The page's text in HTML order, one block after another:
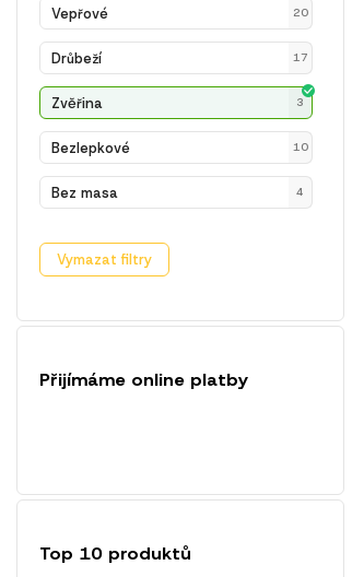
Vepřové 20
Drůbeží 17
Zvěřina 3
Bezlepkové 10
Bez masa 4
Vymazat filtry
Přijímáme online platby
Top 10 produktů